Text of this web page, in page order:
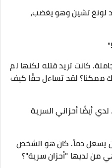
لونغ تشين وهو يغضب،
كانت تريد قتله لكنها لم
ممكنا؟ لقد تساءل حقًا كيف
أيضًا أحزاني السرية
يسعل دماً. كان هو الشخص
من لديها "أحزان سرية"؟